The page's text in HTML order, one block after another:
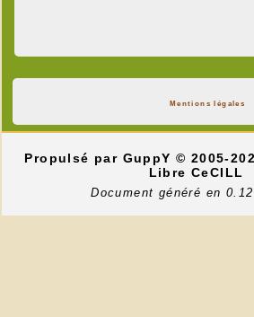
Mentions légales
Propulsé par GuppY© 2005-
Libre CeCILL
Document généré en